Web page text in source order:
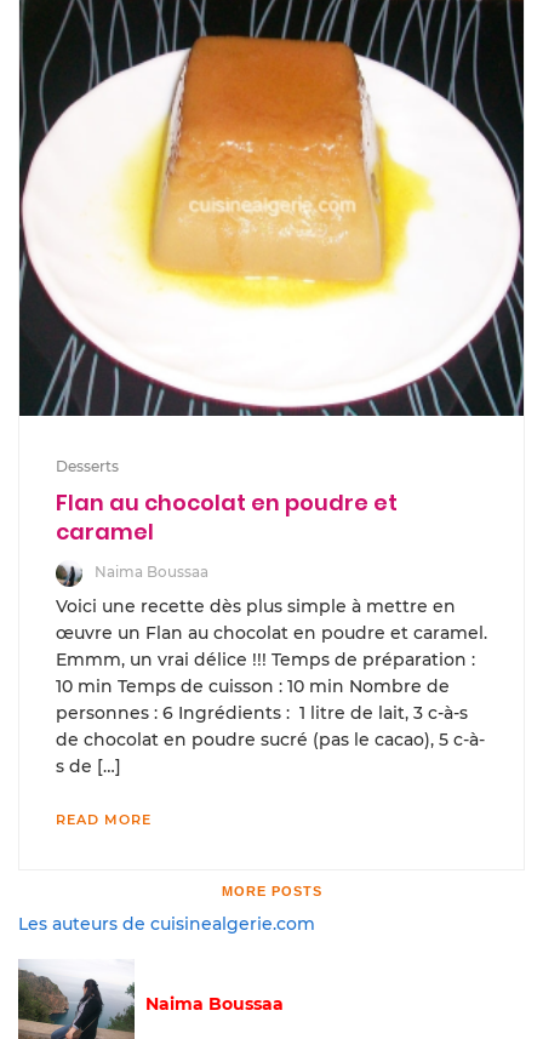
Desserts
Flan au chocolat en poudre et
caramel
Naima Boussaa
Voici une recette dès plus simple à mettre en
œuvre un Flan au chocolat en poudre et caramel.
Emmm, un vrai délice !!! Temps de préparation :
10 min Temps de cuisson : 10 min Nombre de
personnes : 6 Ingrédients : 1 litre de lait, 3 c-à-s
de chocolat en poudre sucré (pas le cacao), 5 c-à-
s de […]
READ MORE
MORE POSTS
Les auteurs de cuisinealgerie.com
Naima Boussaa